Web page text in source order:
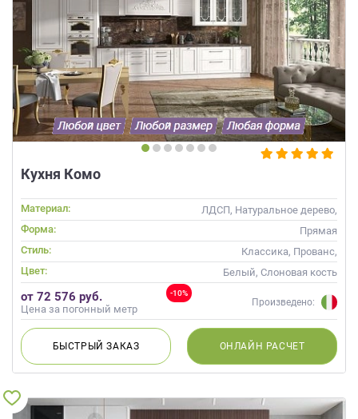
Кухня Комо
Материал:
ЛДСП, Натуральное дерево,
Стекло, Массив
Форма:
Прямая
Стиль:
Классика, Прованс,
Скандинавский, Неоклассика
Цвет: Белый, Слоновая кость
-10%
от 72 576 руб.
Цена за погонный метр
Произведено:
БЫСТРЫЙЗАКАЗ ОНЛАЙН РАСЧЕТ